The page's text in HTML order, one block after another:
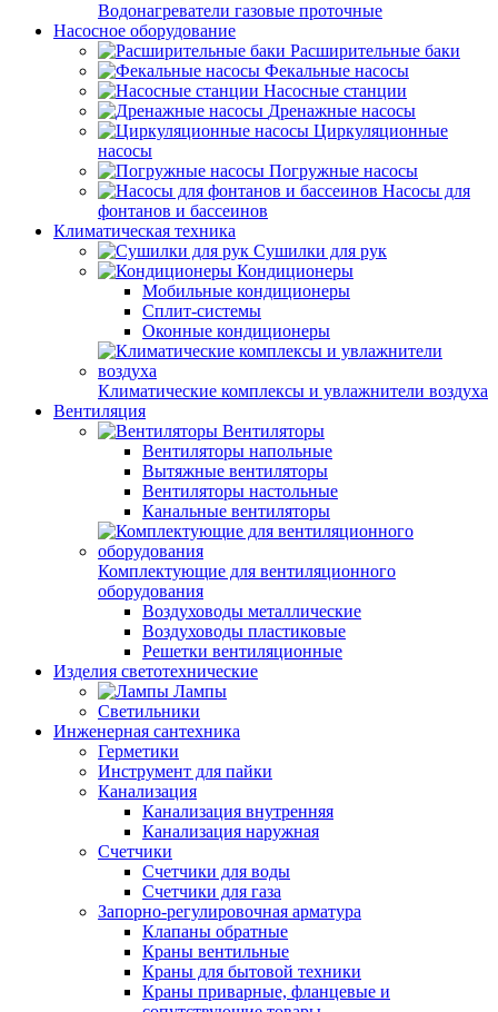
Водонагреватели газовые проточные
Насосное оборудование
Расширительные баки
Фекальные насосы
Насосные станции
Дренажные насосы
Циркуляционные
насосы
Погружные насосы
Насосы для
фонтанов и бассеинов
Климатическая техника
Сушилки для рук
Кондиционеры
Мобильные кондиционеры
Сплит-системы
Оконные кондиционеры
Климатические комплексы и увлажнители воздуха
Вентиляция
Вентиляторы
Вентиляторы напольные
Вытяжные вентиляторы
Вентиляторы настольные
Канальные вентиляторы
Комплектующие для вентиляционного
оборудования
Воздуховоды металлические
Воздуховоды пластиковые
Решетки вентиляционные
Изделия светотехнические
Лампы
Светильники
Инженерная сантехника
Герметики
Инструмент для пайки
Канализация
Канализация внутренняя
Канализация наружная
Счетчики
Счетчики для воды
Счетчики для газа
Запорно-регулировочная арматура
Клапаны обратные
Краны вентильные
Краны для бытовой техники
Краны приварные, фланцевые и